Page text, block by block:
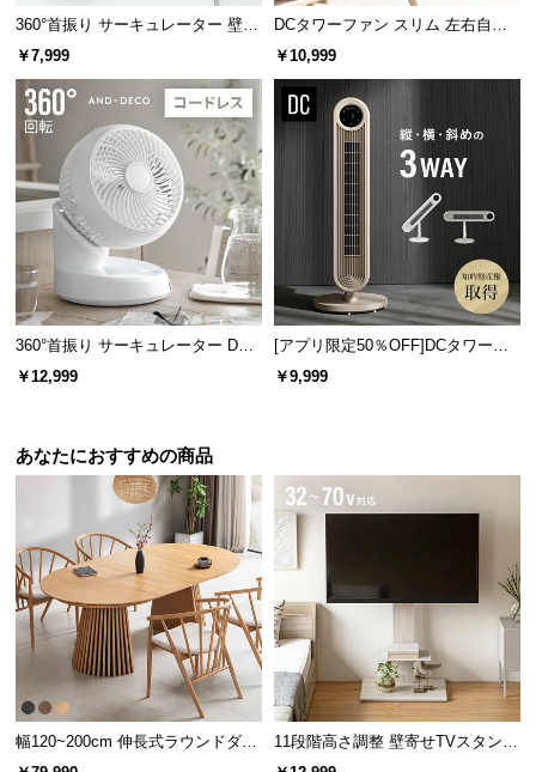
360°首振り サーキュレーター 壁掛
け式タイプ
￥7,999
DCタワーファン スリム 左右自動
首振り 8段階風量
￥10,999
360°首振り サーキュレーター DC
モーター コードレスタイプ
￥12,999
[アプリ限定50％OFF]DCタワーフ
ァン 縦横斜め3WAY
￥9,999
あなたにおすすめの商品
幅120~200cm 伸長式ラウンドダイ
ニングテーブル 6人掛け 天然木突
11段階高さ調整 壁寄せTVスタンド
キャスター付き 上下左右角度調節